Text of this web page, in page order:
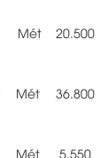
Mét 20.500
Mét 36.800
Mét 5.550